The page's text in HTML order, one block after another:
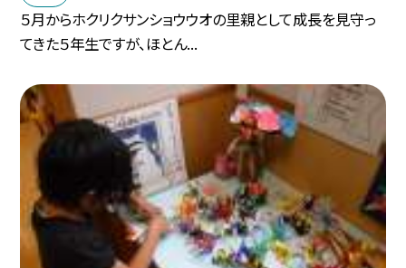
５月からホクリクサンショウウオの里親として成長を見守っ
てきた５年生ですが、ほとん...